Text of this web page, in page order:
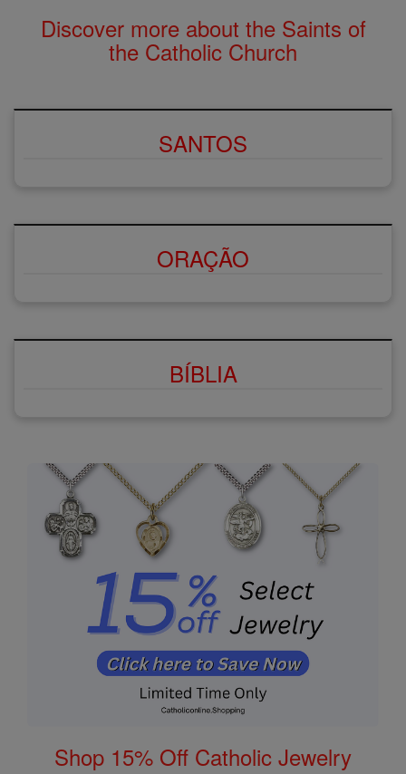
Discover more about the Saints of
the Catholic Church
SANTOS
ORAÇÃO
BÍBLIA
Shop 15% Off Catholic Jewelry